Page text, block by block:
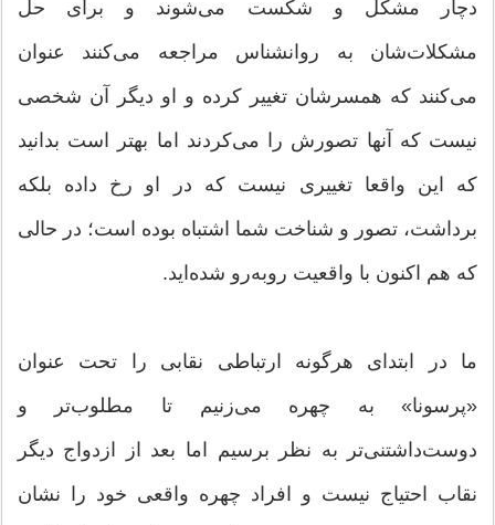
دچار مشكل و شكست می‌شوند و برای حل
مشكلات‌شان به روانشناس مراجعه می‌كنند عنوان
می‌كنند كه همسرشان تغییر كرده و او دیگر آن شخصی
نیست كه آنها تصورش را می‌كردند اما بهتر است بدانید
كه این واقعا تغییری نیست كه در او رخ داده بلكه
برداشت، تصور و شناخت شما اشتباه بوده است؛ در حالی
که هم اکنون با واقعیت روبه‌رو شده‌اید.
ما در ابتدای هرگونه ارتباطی نقابی را تحت عنوان
«پرسونا» به چهره می‌زنیم تا مطلوب‌تر و
دوست‌داشتنی‌تر به نظر برسیم اما بعد از ازدواج دیگر
نقاب احتیاج نیست و افراد چهره واقعی خود را نشان